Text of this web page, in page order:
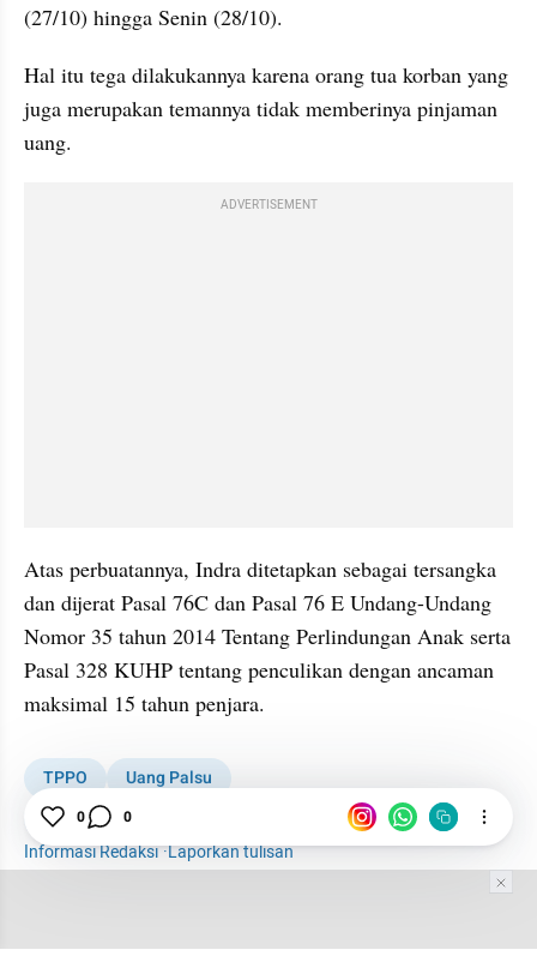
(27/10) hingga Senin (28/10).
Hal itu tega dilakukannya karena orang tua korban yang
juga merupakan temannya tidak memberinya pinjaman
uang.
ADVERTISEMENT
Atas perbuatannya, Indra ditetapkan sebagai tersangka
dan dijerat Pasal 76C dan Pasal 76 E Undang-Undang
Nomor 35 tahun 2014 Tentang Perlindungan Anak serta
Pasal 328 KUHP tentang penculikan dengan ancaman
maksimal 15 tahun penjara.
TPPO
Uang Palsu
Anak Disandera di Pospol Pejaten
Anak
Informasi Redaksi·Laporkan tulisan
0 0